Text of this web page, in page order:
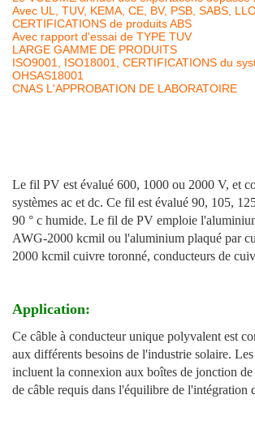
Avec UL, TUV, KEMA, CE, BV, PSB, SABS,
CERTIFICATIONS de produits ABS
Avec rapport d'essai de TYPE TUV
LARGE GAMME DE PRODUITS
ISO9001, ISO18001, CERTIFICATIONS du
OHSAS18001
CNAS L'APPROBATION DE LABORATOIRE
Le fil PV est évalué 600, 1000 ou 2000 V, et
systèmes ac et dc. Ce fil est évalué 90, 105,
90 ° c humide. Le fil de PV emploie
AWG-2000 kcmil ou l'aluminium plaqué par
2000 kcmil cuivre toronné, conducteurs de
Application:
Ce câble à conducteur unique polyvalent est
aux différents besoins de l'industrie solaire.
incluent la connexion aux boîtes de jonction
de câble requis dans l'équilibre de l'intégration